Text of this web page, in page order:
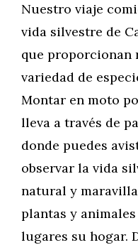
Nuestro viaje
vida silvestre de
que proporcionan
variedad de
Montar en moto
lleva a través de
donde puedes
observar la vida
natural y
plantas y
lugares su hogar.